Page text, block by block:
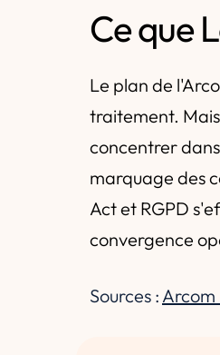
Ce que
Le plan de
traitement.
concentrer
marquage des
Act et RGPD
convergence
Sources :